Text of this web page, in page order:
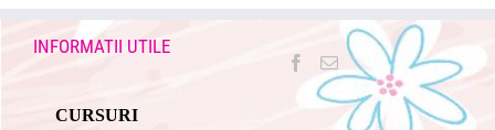
INFORMATII UTILE
CURSURI